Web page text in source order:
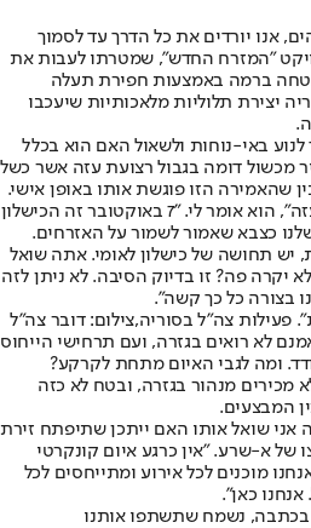
פני הים, אנו יורדים את כל הדרך עד לסמוך
"המזרח החדש", שמטרתו לעבות את
ברמה באמצעות חפירת תעלה
יצירת תלוליות מלאכותיות שיעכבו
באי-נוחות ולשאול האם הוא בכלל
מכשול דומה בגבול רצועת עזה אשר כשל
שהאמירה הזו פוגשת אותו באופן אישי.
"עד אמצע 2023 הייתי סמג"ד בעזה", הוא אומר לי. "7 באוקטובר זה הכישלון
כצבא שאמור לשמור על האזרחים.
יש תחושה של כישלון לאומי. אתה שואל
יקרה פה? זו בדיוק הסיבה. לא ניתן לזה
בצורה כל כך קשה".
פעילות צה"ל בסוריה,צילום: דובר צה"ל
לא רואים בגזרה, ועם תרחישי הייחוס
ומה לגבי האיום מתחת לקרקע?
מכירים מנהור בגזרה, ובטח לא כזה
המבצעים.
אני שואל אותו האם ייתכן שתיפתח זירת
של א-שרע. "אין כרגע איום קונקרטי
מוכנים לכל אירוע ומתייחסים לכל
כאן".
נשמח שתשתפו אותנו